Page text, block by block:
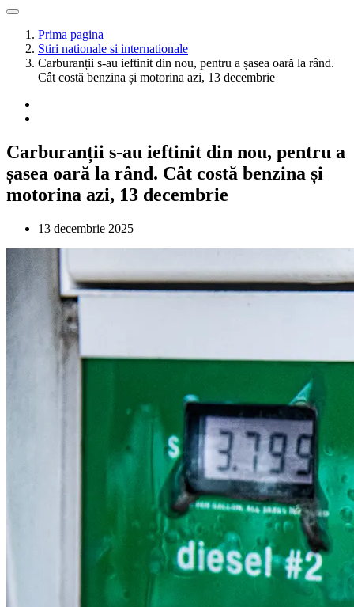
Prima pagina
Stiri nationale si internationale
Carburanții s-au ieftinit din nou, pentru a șasea oară la rând.
Cât costă benzina și motorina azi, 13 decembrie
Carburanții s-au ieftinit din nou, pentru a
șasea oară la rând. Cât costă benzina și
motorina azi, 13 decembrie
13 decembrie 2025